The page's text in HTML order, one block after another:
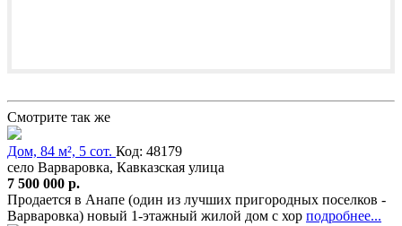
Смотрите так же
Дом, 84 м², 5 сот. Код: 48179
село Варваровка, Кавказская улица
7 500 000 р.
Продается в Анапе (один из лучших пригородных поселков -
Варваровка) новый 1-этажный жилой дом с хор подробнее...